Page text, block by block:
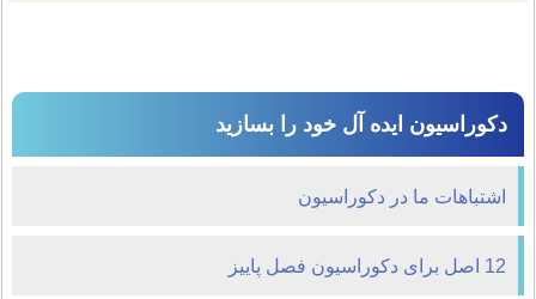
دکوراسیون ایده آل خود را بسازید
اشتباهات ما در دکوراسیون
12 اصل برای دکوراسیون فصل پاییز